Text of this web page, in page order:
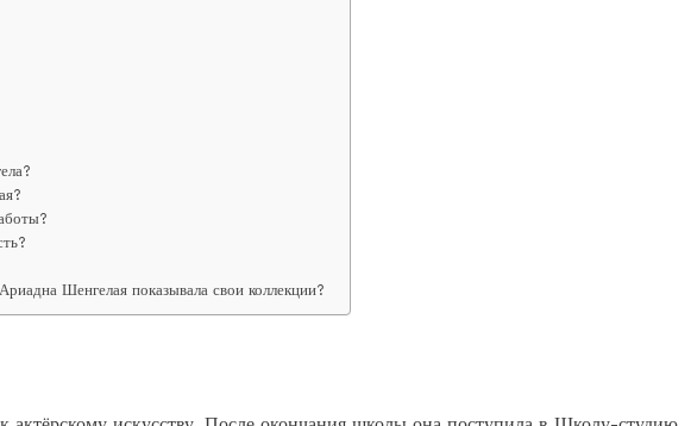
Шенгелая показывала свои коллекции?